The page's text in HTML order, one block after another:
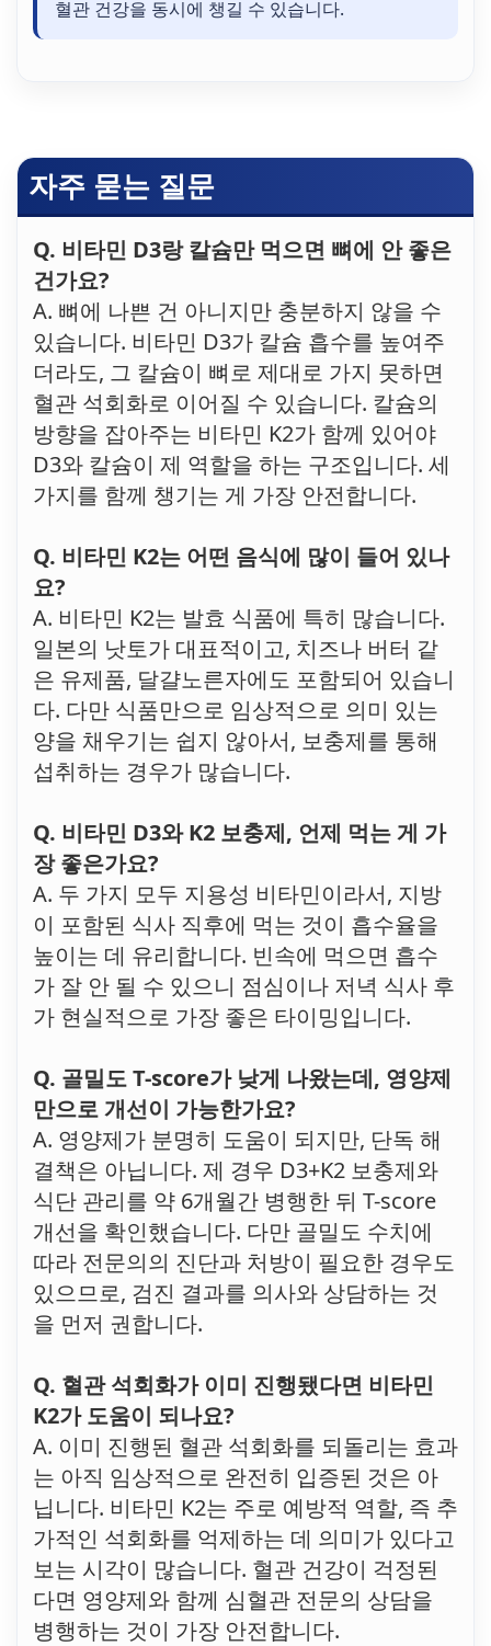
혈관 건강을 동시에 챙길 수 있습니다.
자주 묻는 질문
Q. 비타민 D3랑 칼슘만 먹으면 뼈에 안 좋은
건가요?
A. 뼈에 나쁜 건 아니지만 충분하지 않을 수
있습니다. 비타민 D3가 칼슘 흡수를 높여주
더라도, 그 칼슘이 뼈로 제대로 가지 못하면
혈관 석회화로 이어질 수 있습니다. 칼슘의
방향을 잡아주는 비타민 K2가 함께 있어야
D3와 칼슘이 제 역할을 하는 구조입니다. 세
가지를 함께 챙기는 게 가장 안전합니다.
Q. 비타민 K2는 어떤 음식에 많이 들어 있나
요?
A. 비타민 K2는 발효 식품에 특히 많습니다.
일본의 낫토가 대표적이고, 치즈나 버터 같
은 유제품, 달걀노른자에도 포함되어 있습니
다. 다만 식품만으로 임상적으로 의미 있는
양을 채우기는 쉽지 않아서, 보충제를 통해
섭취하는 경우가 많습니다.
Q. 비타민 D3와 K2 보충제, 언제 먹는 게 가
장 좋은가요?
A. 두 가지 모두 지용성 비타민이라서, 지방
이 포함된 식사 직후에 먹는 것이 흡수율을
높이는 데 유리합니다. 빈속에 먹으면 흡수
가 잘 안 될 수 있으니 점심이나 저녁 식사 후
가 현실적으로 가장 좋은 타이밍입니다.
Q. 골밀도 T-score가 낮게 나왔는데, 영양제
만으로 개선이 가능한가요?
A. 영양제가 분명히 도움이 되지만, 단독 해
결책은 아닙니다. 제 경우 D3+K2 보충제와
식단 관리를 약 6개월간 병행한 뒤 T-score
개선을 확인했습니다. 다만 골밀도 수치에
따라 전문의의 진단과 처방이 필요한 경우도
있으므로, 검진 결과를 의사와 상담하는 것
을 먼저 권합니다.
Q. 혈관 석회화가 이미 진행됐다면 비타민
K2가 도움이 되나요?
A. 이미 진행된 혈관 석회화를 되돌리는 효과
는 아직 임상적으로 완전히 입증된 것은 아
닙니다. 비타민 K2는 주로 예방적 역할, 즉 추
가적인 석회화를 억제하는 데 의미가 있다고
보는 시각이 많습니다. 혈관 건강이 걱정된
다면 영양제와 함께 심혈관 전문의 상담을
병행하는 것이 가장 안전합니다.